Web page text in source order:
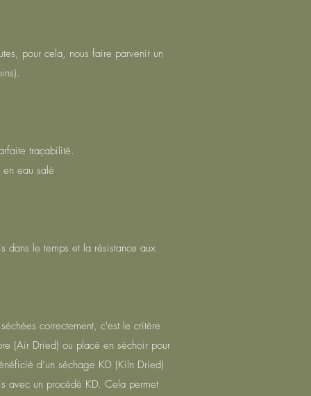
pour cela, nous faire parvenir un
traçabilité.
eau salé
dans le temps et la résistance aux
correctement, c'est le critère
(Air Dried) ou placé en séchoir pour
d’un séchage KD (Kiln Dried)
avec un procédé KD. Cela permet